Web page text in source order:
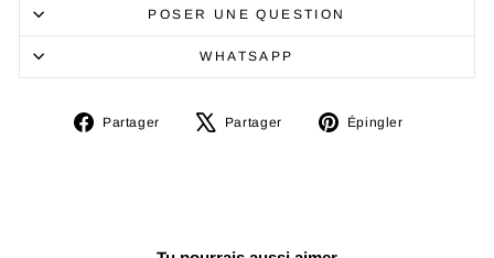
POSER UNE QUESTION
WHATSAPP
Partager
PartagerPartager
TweeterÉpingler